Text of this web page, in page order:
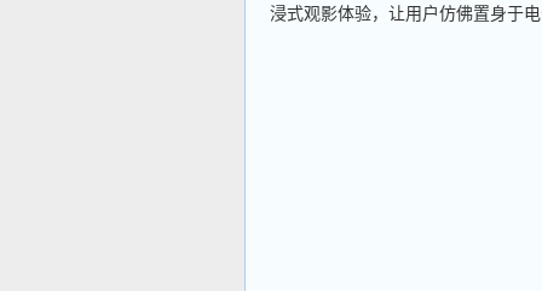
浸式观影体验，让用户仿佛置身于